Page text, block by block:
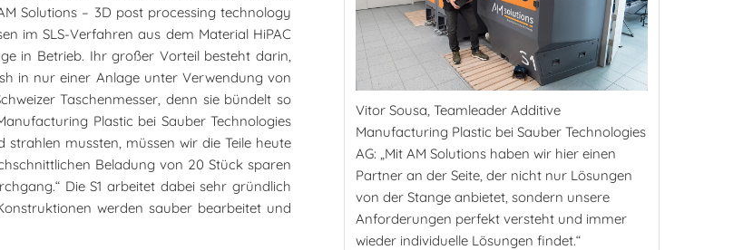
Vitor Sousa, Teamleader Additive
Manufacturing Plastic bei Sauber Technologies
AG: „Mit AM Solutions haben wir hier einen
Partner an der Seite, der nicht nur Lösungen
von der Stange anbietet, sondern unsere
Anforderungen perfekt versteht und immer
wieder individuelle Lösungen findet.“
Solutions – 3D post processing technology
im SLS-Verfahren aus dem Material HiPAC
in Betrieb. Ihr großer Vorteil besteht darin,
in nur einer Anlage unter Verwendung von
Taschenmesser, denn sie bündelt so
Plastic bei Sauber Technologies
mussten, müssen wir die Teile heute
Beladung von 20 Stück sparen
Die S1 arbeitet dabei sehr gründlich
werden sauber bearbeitet und